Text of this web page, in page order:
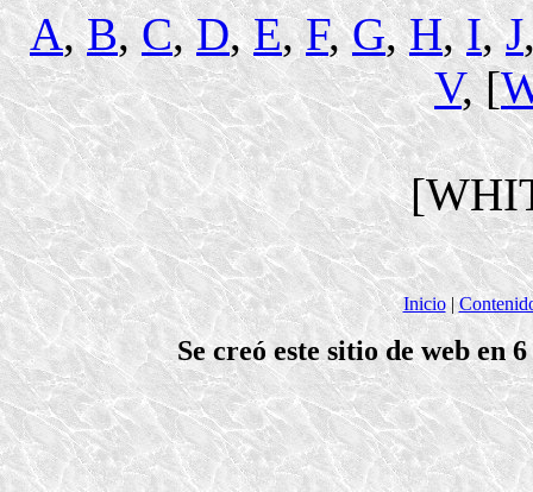
A,B,C,D,E,F,G,H,I,J
V, [
Inicio|
Se creó este sitio de web en